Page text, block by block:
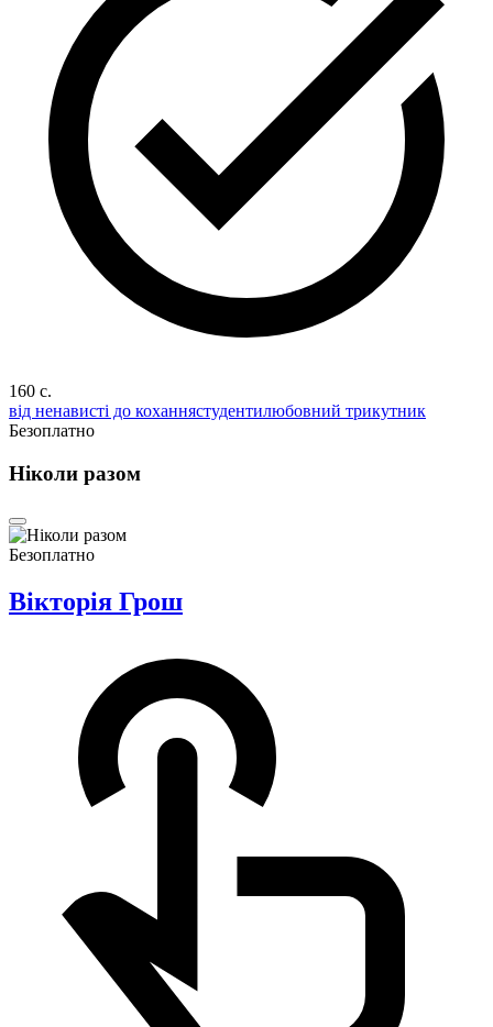
160 c.
від ненависті до коханнястудентилюбовний трикутник
Безоплатно
Ніколи разом
Безоплатно
Вікторія Грош